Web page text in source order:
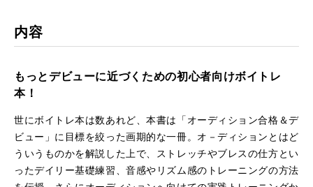
内容
もっとデビューに近づくための初心者向けボイトレ
本！
世にボイトレ本は数あれど、本書は「オーディション合格＆デ
ビュー」に目標を絞った画期的な一冊。オ－ディションとはど
ういうものかを解説した上で、ストレッチやブレスの仕方とい
ったデイリー基礎練習、音感やリズム感のトレーニングの方法